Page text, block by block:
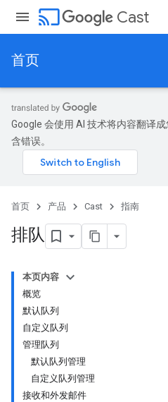
cast Cast
首页
Google 会使用 AI 技术将内容翻译
含错误。
首页 产品 Cast 指南
排队
本页内容
概览
默认队列
自定义队列
管理队列
默认队列管理
自定义队列管理
接收和外发邮件